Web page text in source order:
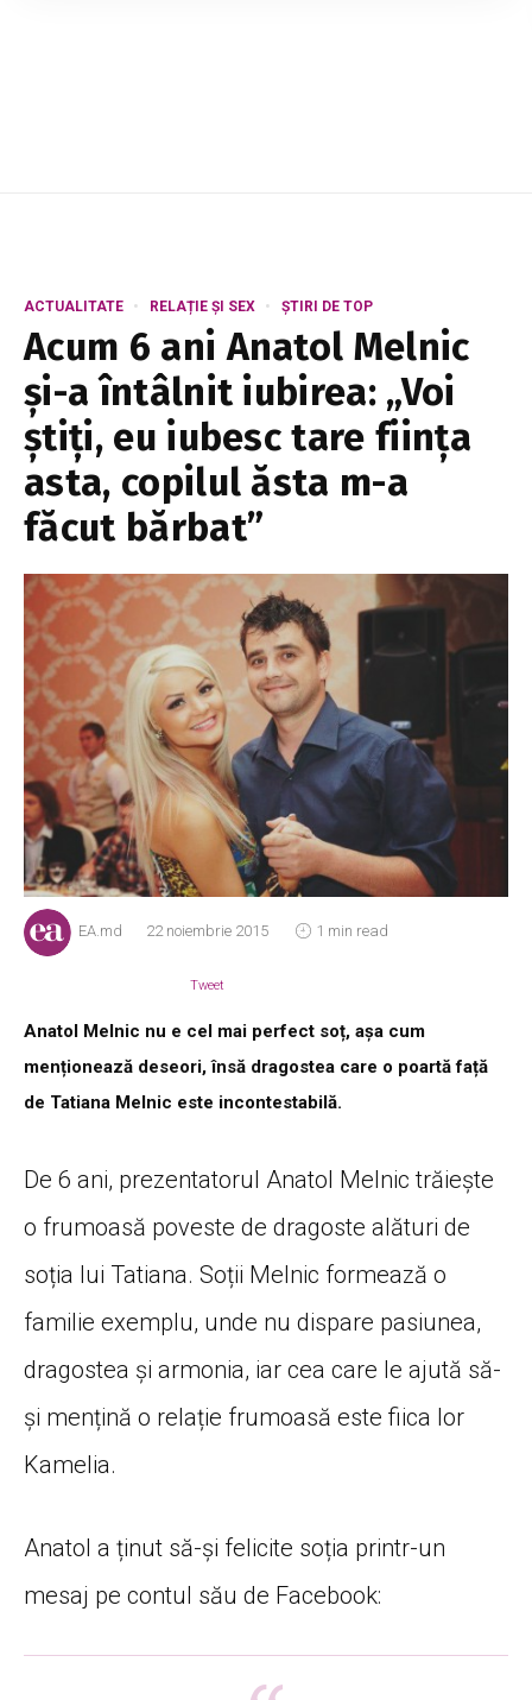
ACTUALITATE RELAȚIE ȘI SEX ȘTIRI DE TOP
Acum 6 ani Anatol Melnic
și-a întâlnit iubirea: „Voi
știți, eu iubesc tare ființa
asta, copilul ăsta m-a
făcut bărbat”
EA.md 22 noiembrie 2015 1 min read
Tweet
Anatol Melnic nu e cel mai perfect soț, așa cum
menționează deseori, însă dragostea care o poartă față
de Tatiana Melnic este incontestabilă.
De 6 ani, prezentatorul Anatol Melnic trăiește
o frumoasă poveste de dragoste alături de
soția lui Tatiana. Soții Melnic formează o
familie exemplu, unde nu dispare pasiunea,
dragostea și armonia, iar cea care le ajută să-
și mențină o relație frumoasă este fiica lor
Kamelia.
Anatol a ținut să-și felicite soția printr-un
mesaj pe contul său de Facebook: